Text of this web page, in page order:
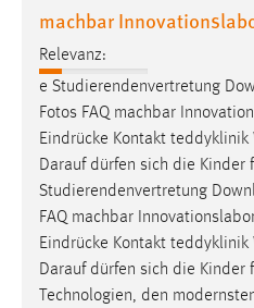
machbar
Relevanz:
e Studierendenvertretung
Fotos FAQ machbar
Eindrücke Kontakt
Darauf dürfen sich die Kinder
Studierendenvertretung
FAQ machbar
Eindrücke Kontakt
Darauf dürfen sich die Kinder
Technologien, den
Cookie Laufzeit:
Max. 13 Monate
MARKETING
Marketing Cookies
verwendet, um
Sie tun dies, indem sie
hinweg verfolgen.